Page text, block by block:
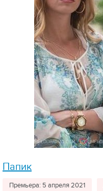
Папик
Премьера: 5 апреля 2021